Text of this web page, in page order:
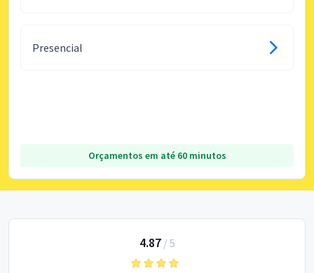
Presencial
Orçamentos em até 60 minutos
4.87/ 5